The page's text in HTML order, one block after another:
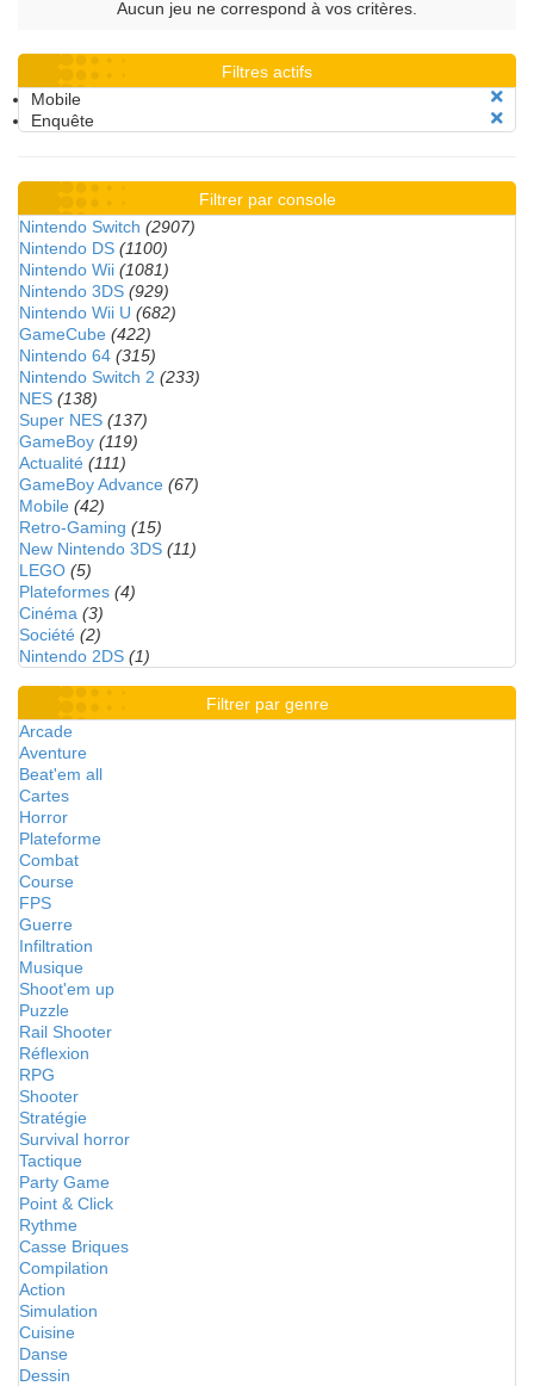
Aucun jeu ne correspond à vos critères.
Filtres actifs
Mobile
Enquête
Filtrer par console
Nintendo Switch (2907)
Nintendo DS (1100)
Nintendo Wii (1081)
Nintendo 3DS (929)
Nintendo Wii U (682)
GameCube (422)
Nintendo 64 (315)
Nintendo Switch 2 (233)
NES (138)
Super NES (137)
GameBoy (119)
Actualité (111)
GameBoy Advance (67)
Mobile (42)
Retro-Gaming (15)
New Nintendo 3DS (11)
LEGO (5)
Plateformes (4)
Cinéma (3)
Société (2)
Nintendo 2DS (1)
Filtrer par genre
Arcade
Aventure
Beat'em all
Cartes
Horror
Plateforme
Combat
Course
FPS
Guerre
Infiltration
Musique
Shoot'em up
Puzzle
Rail Shooter
Réflexion
RPG
Shooter
Stratégie
Survival horror
Tactique
Party Game
Point & Click
Rythme
Casse Briques
Compilation
Action
Simulation
Cuisine
Danse
Dessin